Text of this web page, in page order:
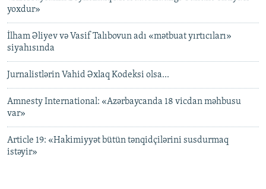
yoxdur»
İlham Əliyev və Vasif Talıbovun adı «mətbuat yırtıcıları»
siyahısında
Jurnalistlərin Vahid Əxlaq Kodeksi olsa...
Amnesty International: «Azərbaycanda 18 vicdan məhbusu
var»
Article 19: «Hakimiyyət bütün tənqidçilərini susdurmaq
istəyir»